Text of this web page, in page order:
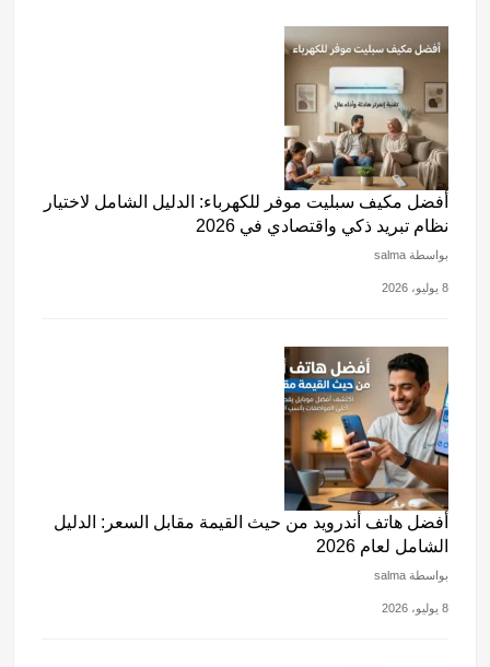
أفضل مكيف سبليت موفر للكهرباء: الدليل الشامل لاختيار
نظام تبريد ذكي واقتصادي في 2026
بواسطة salma
8 يوليو، 2026
أفضل هاتف أندرويد من حيث القيمة مقابل السعر: الدليل
الشامل لعام 2026
بواسطة salma
8 يوليو، 2026